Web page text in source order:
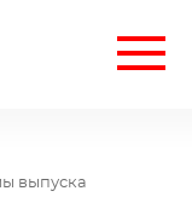
выпуска